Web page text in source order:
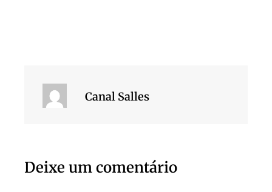
Canal Salles
Deixe um comentário